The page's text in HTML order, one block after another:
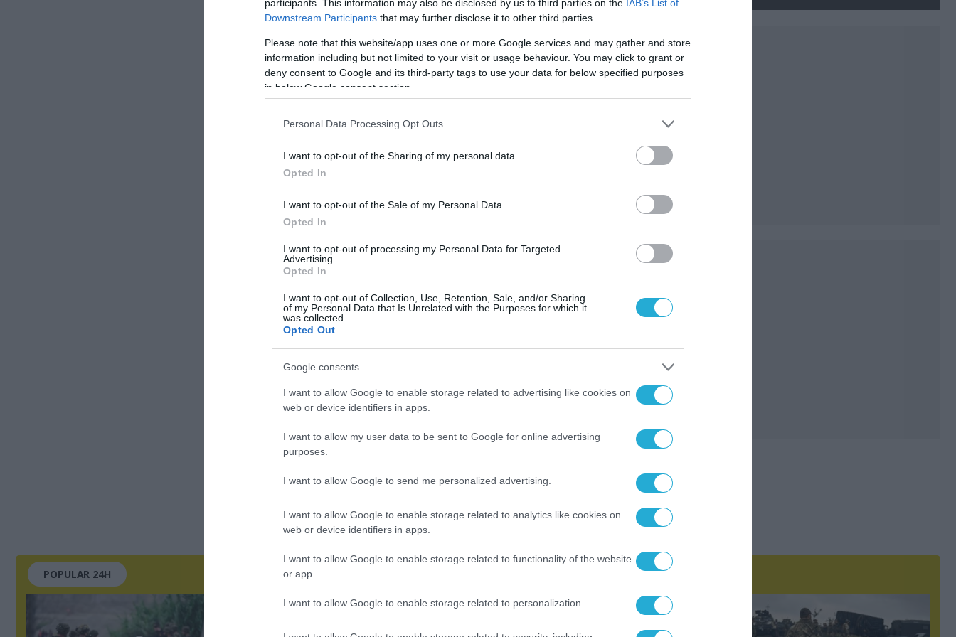
participants. This information may also be disclosed by us to third parties on the IAB’s List of
Downstream Participants that may further disclose it to other third parties.
Please note that this website/app uses one or more Google services and may gather and store
information including but not limited to your visit or usage behaviour. You may click to grant or
deny consent to Google and its third-party tags to use your data for below specified purposes
in below Google consent section.
Personal Data Processing Opt Outs
I want to opt-out of the Sharing of my personal data.
Opted In
I want to opt-out of the Sale of my Personal Data.
Opted In
I want to opt-out of processing my Personal Data for Targeted
Advertising.
Opted In
I want to opt-out of Collection, Use, Retention, Sale, and/or Sharing
of my Personal Data that Is Unrelated with the Purposes for which it
was collected.
Opted Out
Google consents
I want to allow Google to enable storage related to advertising like cookies on
web or device identifiers in apps.
I want to allow my user data to be sent to Google for online advertising
purposes.
I want to allow Google to send me personalized advertising.
I want to allow Google to enable storage related to analytics like cookies on
web or device identifiers in apps.
I want to allow Google to enable storage related to functionality of the website
or app.
I want to allow Google to enable storage related to personalization.
503 εκατομμυρίων.
ΒΟΥΛΓΑΡΙΑ ΠΕΡΙΠΟΛΙΚΑ ΣΚΑΦΗ
ΣΧΟΛΙΑΣΤΕ ΤΟ ΑΡΘΡΟ
(βίντεο)
POPULAR 24H